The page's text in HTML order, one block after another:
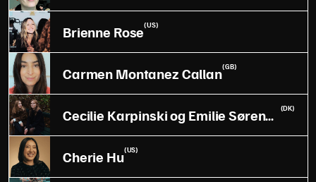
Brienne Rose(US)
Carmen Montanez Callan(GB)
Cecilie Karpinski og Emilie Sørensen (DK)
Cherie Hu(US)